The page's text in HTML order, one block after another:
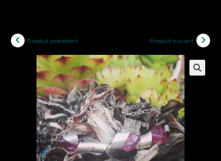
Produit précédent Produit suivant